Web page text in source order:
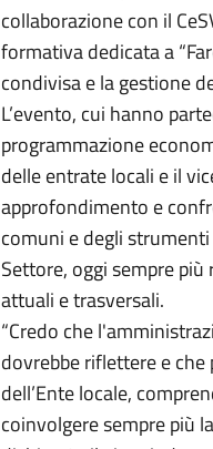
collaborazione con il
formativa dedicata a
condivisa e la gestione
L’evento, cui hanno
programmazione
delle entrate locali e il
approfondimento e
comuni e degli
Settore, oggi sempre
attuali e trasversali.
“Credo che
dovrebbe riflettere e
dell’Ente locale,
coinvolgere sempre più